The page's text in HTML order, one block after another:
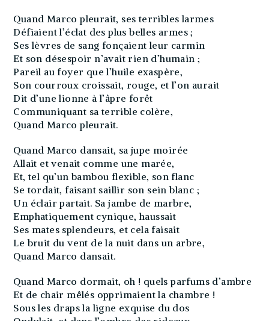
Quand Marco pleurait, ses terribles larmes
Défiaient l’éclat des plus belles armes ;
Ses lèvres de sang fonçaient leur carmin
Et son désespoir n’avait rien d’humain ;
Pareil au foyer que l’huile exaspère,
Son courroux croissait, rouge, et l’on aurait
Dit d’une lionne à l’âpre forêt
Communiquant sa terrible colère,
Quand Marco pleurait.
Quand Marco dansait, sa jupe moirée
Allait et venait comme une marée,
Et, tel qu’un bambou flexible, son flanc
Se tordait, faisant saillir son sein blanc ;
Un éclair partait. Sa jambe de marbre,
Emphatiquement cynique, haussait
Ses mates splendeurs, et cela faisait
Le bruit du vent de la nuit dans un arbre,
Quand Marco dansait.
Quand Marco dormait, oh ! quels parfums d’ambre
Et de chair mêlés opprimaient la chambre !
Sous les draps la ligne exquise du dos